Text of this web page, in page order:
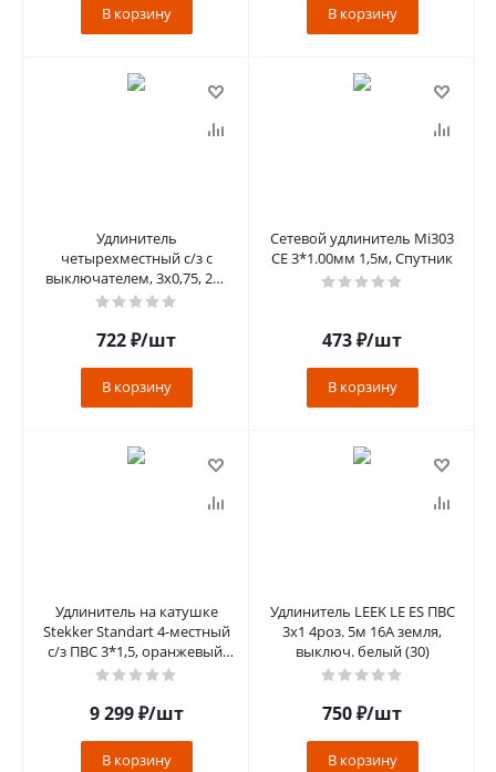
В корзину В корзину
Удлинитель
четырехместный с/з с
выключателем, 3x0,75, 2м,
серия Home, HM03-41-02
722₽/шт
В корзину
Сетевой удлинитель Mi303
CE 3*1.00мм 1,5м, Спутник
473₽/шт
В корзину
Удлинитель на катушке
Stekker Standart 4-местный
с/з ПВС 3*1,5, оранжевый,
16А, IP44, 50м (80104), S
9 299₽/шт
В корзину
Удлинитель LEEK LE ES ПВС
3х1 4роз. 5м 16А земля,
выключ. белый (30)
750₽/шт
В корзину